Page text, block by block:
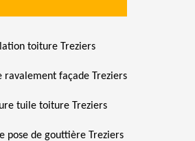
toiture Treziers
ravalement façade Treziers
tuile toiture Treziers
pose de gouttière Treziers